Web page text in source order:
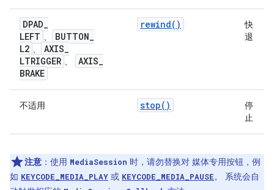
DPAD_
LEFT 、 BUTTON_
L2 、 AXIS_
LTRIGGER 、 AXIS_
BRAKE
rewind()
快
退
不适用 stop()
停
止
注意 ：使用 MediaSession 时，请勿替换对 媒体专用按钮，例
如 KEYCODE_MEDIA_PLAY 或 KEYCODE_MEDIA_PAUSE。 系统会自